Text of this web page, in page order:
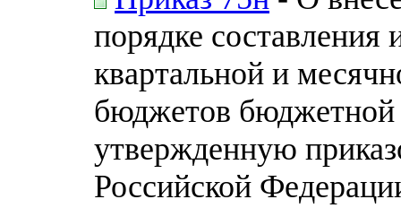
порядке составления
квартальной и
бюджетов бюджетной
утвержденную
Российской